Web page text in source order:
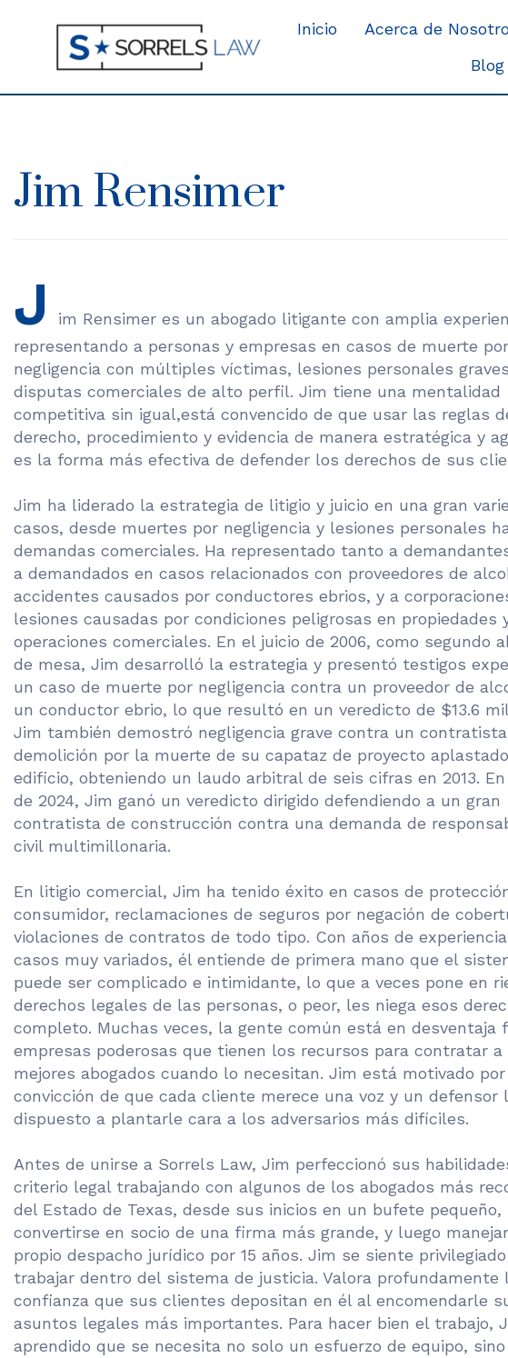
Inicio Acerca de
Blog
Jim Rensimer
J
im Rensimer es un abogado litigante con amplia
representando a personas y empresas en casos de muerte por
negligencia con múltiples víctimas, lesiones personales
disputas comerciales de alto perfil. Jim tiene una mentalidad
competitiva sin igual,está convencido de que usar las reglas
derecho, procedimiento y evidencia de manera estratégica y
es la forma más efectiva de defender los derechos de sus
Jim ha liderado la estrategia de litigio y juicio en una gran
casos, desde muertes por negligencia y lesiones personales
demandas comerciales. Ha representado tanto a
a demandados en casos relacionados con proveedores de
accidentes causados por conductores ebrios, y a
lesiones causadas por condiciones peligrosas en propiedades
operaciones comerciales. En el juicio de 2006, como segundo
de mesa, Jim desarrolló la estrategia y presentó testigos
un caso de muerte por negligencia contra un proveedor de
un conductor ebrio, lo que resultó en un veredicto de $13.6
Jim también demostró negligencia grave contra un
demolición por la muerte de su capataz de proyecto
edificio, obteniendo un laudo arbitral de seis cifras en 2013.
de 2024, Jim ganó un veredicto dirigido defendiendo a un gran
contratista de construcción contra una demanda de
civil multimillonaria.
En litigio comercial, Jim ha tenido éxito en casos de
consumidor, reclamaciones de seguros por negación de
violaciones de contratos de todo tipo. Con años de
casos muy variados, él entiende de primera mano que el
puede ser complicado e intimidante, lo que a veces pone en
derechos legales de las personas, o peor, les niega esos
completo. Muchas veces, la gente común está en desventaja
empresas poderosas que tienen los recursos para contratar a
mejores abogados cuando lo necesitan. Jim está motivado
convicción de que cada cliente merece una voz y un defensor
dispuesto a plantarle cara a los adversarios más difíciles.
Antes de unirse a Sorrels Law, Jim perfeccionó sus
criterio legal trabajando con algunos de los abogados más
del Estado de Texas, desde sus inicios en un bufete pequeño,
convertirse en socio de una firma más grande, y luego
propio despacho jurídico por 15 años. Jim se siente
trabajar dentro del sistema de justicia. Valora profundamente
confianza que sus clientes depositan en él al encomendarle
asuntos legales más importantes. Para hacer bien el trabajo,
aprendido que se necesita no solo un esfuerzo de equipo, sino